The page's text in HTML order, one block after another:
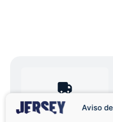
Aviso
Envíos a Domicilio